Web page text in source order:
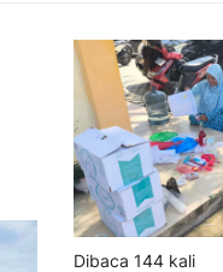
Dibaca 144 kali